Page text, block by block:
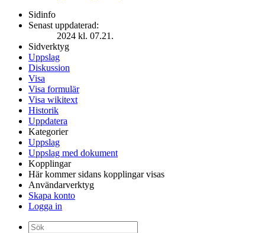
Sidinfo
Senast uppdaterad:
2024 kl. 07.21.
Sidverktyg
Uppslag
Diskussion
Visa
Visa formulär
Visa wikitext
Historik
Uppdatera
Kategorier
Uppslag
Uppslag med dokument
Kopplingar
Här kommer sidans kopplingar visas
Användarverktyg
Skapa konto
Logga in